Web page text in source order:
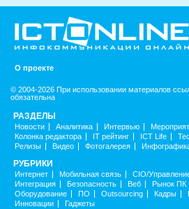
О проекте
© 2004-2026 При использовании материалов
обязательна
РАЗДЕЛЫ
Новости Аналитика Интервью
Колонка редактора
IT рейтинг ICT Life
Релизы
Видео Фотогалерея
РУБРИКИ
Интернет Мобильная связь CIO/
Интеграция
Безопасность Веб Рынок ПК
Оборудование
ПО Outsourcing Кадры
Инновации
Гаджеты